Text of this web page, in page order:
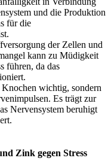
und die Produktion
für die
der Zellen und
kann zu Müdigkeit
führen, da das
wichtig, sondern
Es trägt zur
Nervensystem beruhigt
Zink gegen Stress